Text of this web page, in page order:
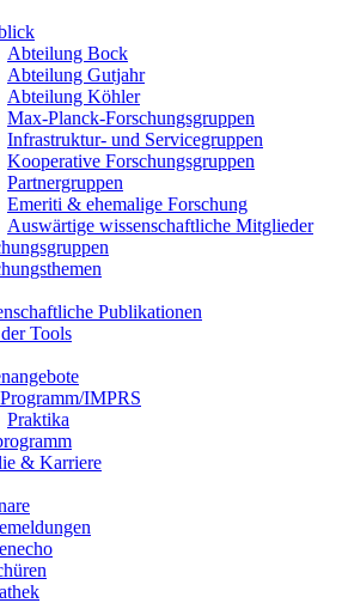
Abteilung Bock
Abteilung Gutjahr
Abteilung Köhler
Max-Planck-Forschungsgruppen
Infrastruktur- und Servicegruppen
Kooperative Forschungsgruppen
Partnergruppen
Emeriti & ehemalige Forschung
Auswärtige wissenschaftliche Mitglieder
Publikationen
Tools
IMPRS
Praktika
& Karriere